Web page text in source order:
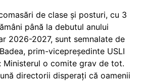
de clase și posturi, cu 3
până la debutul anului
2026-2027, sunt semnalate de
prim-vicepreședinte USLI
Ministerul o comite grav de tot.
directorii disperați că oamenii